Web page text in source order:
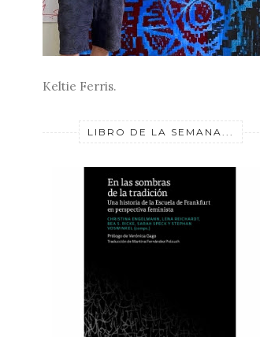
Keltie Ferris.
LIBRO DE LA SEMANA...